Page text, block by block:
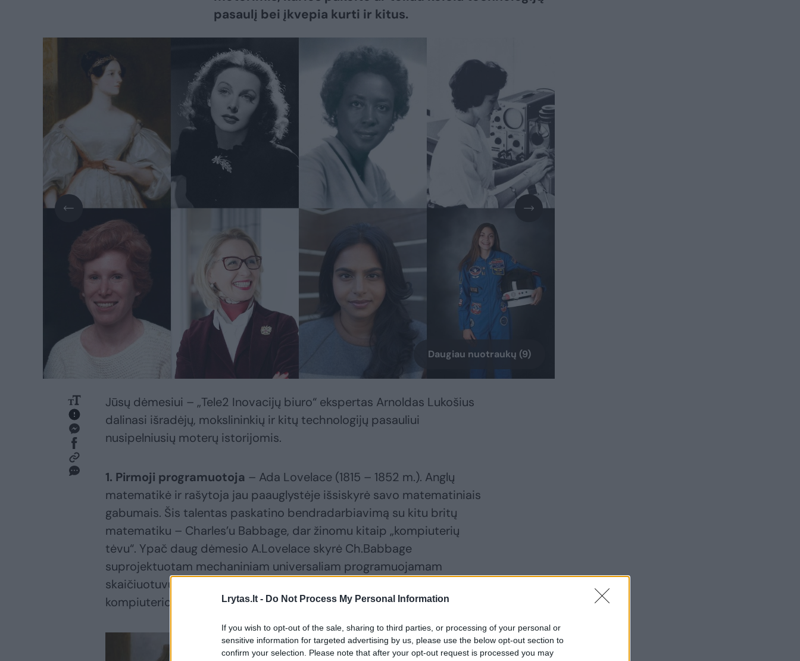
Lrytas.lt - Do Not Process My Personal Information
If you wish to opt-out of the sale, sharing to third parties, or processing of your personal or
sensitive information for targeted advertising by us, please use the below opt-out section to
confirm your selection. Please note that after your opt-out request is processed you may
pasaulį bei įkvepia kurti ir kitus.
Daugiau nuotraukų (9)
Jūsų dėmesiui – „Tele2 Inovacijų biuro“ ekspertas Arnoldas Lukošius
dalinasi išradėjų, mokslininkių ir kitų technologijų pasauliui
nusipelniusių moterų istorijomis.
1. Pirmoji programuotoja – Ada Lovelace (1815 – 1852 m.). Anglų
matematikė ir rašytoja jau paauglystėje išsiskyrė savo matematiniais
gabumais. Šis talentas paskatino bendradarbiavimą su kitu britų
matematiku – Charles’u Babbage, dar žinomu kitaip „kompiuterių
tėvu“. Ypač daug dėmesio A.Lovelace skyrė Ch.Babbage
suprojektuotam mechaniniam universaliam programuojamam
skaičiuotuvui „Analytical Engine“. Jis tapo pirmuoju šiuolaikinio
kompiuterio prototipu.